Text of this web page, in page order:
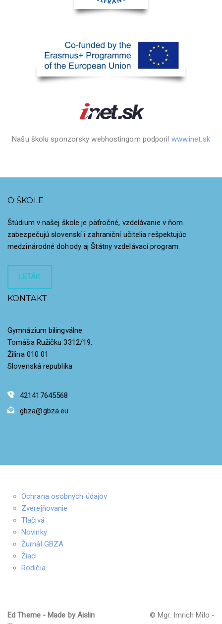
Našu školu sponzorsky webhostingom podporil www.inet.sk
O ŠKOLE
Štúdium v našej škole je päťročné, vzdelávanie v ňom
zabezpečujú slovenskí i zahraniční učitelia rešpektujúc
medzinárodné dohody aj Štátny vzdelávací program.
LETÁK
KONTAKT
Gymnázium bilingválne
Tomáša Ružičku 3312/19,
Žilina 010 01
Slovenská republika
421417645568
gbza@gbza.eu
Ochrana osobných údajov
Zverejňovanie
Tlačivá
Novinky
Žurnál GBZA
Žiaci
Rodičia
Ed Theme - Made by Aislin
© Mgr. Imrich Milo -